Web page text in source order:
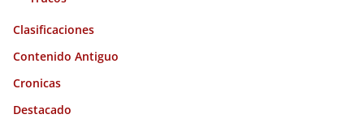
Clasificaciones
Contenido Antiguo
Cronicas
Destacado